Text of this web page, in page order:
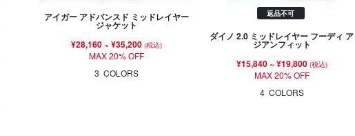
アイガー アドバンスド ミッドレイヤー
ジャケット
¥28,160~ ¥35,200 (税込)
MAX 20% OFF
3 COLORS
返品不可
ダイノ 2.0 ミッドレイヤー フーディ ア
ジアンフィット
¥15,840~ ¥19,800 (税込)
MAX 20% OFF
4 COLORS